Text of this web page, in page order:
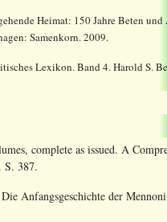
Heimat: 150 Jahre Beten
Samenkorn. 2009.
Lexikon. Band 4. Harold S.
complete as issued. A
S. 387.
Anfangsgeschichte der